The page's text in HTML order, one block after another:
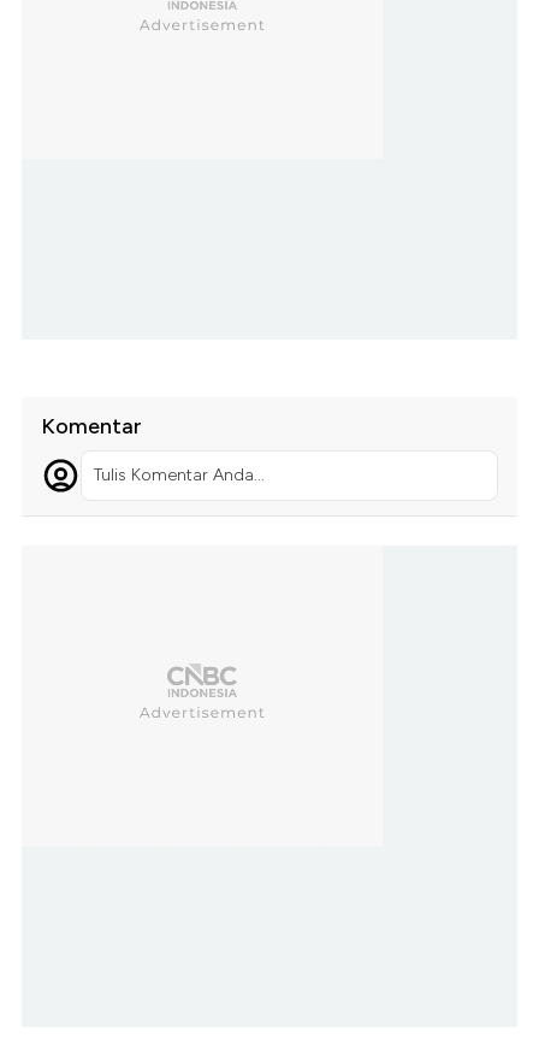
Komentar
Tulis Komentar Anda...